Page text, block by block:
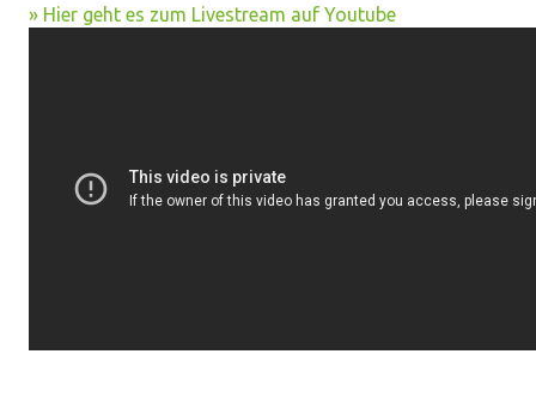
» Hier geht es zum Livestream auf Youtube